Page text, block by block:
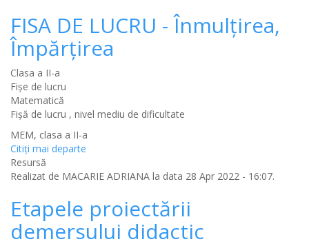
FISA DE LUCRU - Înmulțirea,
Împărțirea
Clasa a II-a
Fișe de lucru
Matematică
Fişă de lucru , nivel mediu de dificultate
MEM, clasa a II-a
Citiţi mai departe
Resursă
Realizat de MACARIE ADRIANA la data 28 Apr 2022 - 16:07.
Etapele proiectării
demersului didactic